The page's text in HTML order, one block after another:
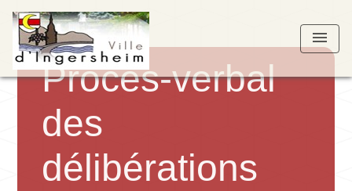
menu
Procès-verbal
des
délibérations